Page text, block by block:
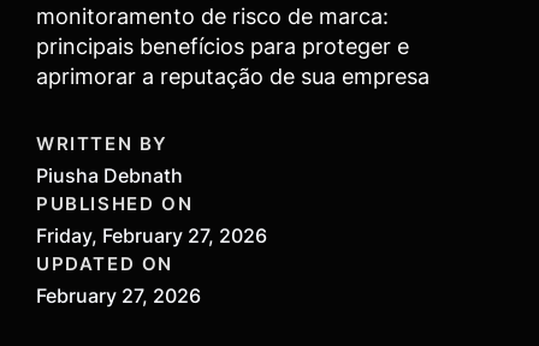
monitoramento de risco de marca:
principais benefícios para proteger e
aprimorar a reputação de sua empresa
WRITTEN BY
Piusha Debnath
PUBLISHED ON
Friday, February 27, 2026
UPDATED ON
February 27, 2026